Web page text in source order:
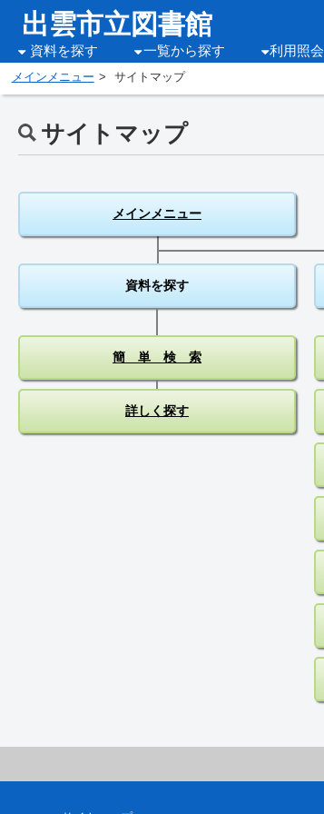
出雲市立図書館
資料を探す 一覧から探す 利用照会
メインメニュー サイトマップ
サイトマップ
メインメニュー
資料を探す
簡 単 検 索
詳しく探す